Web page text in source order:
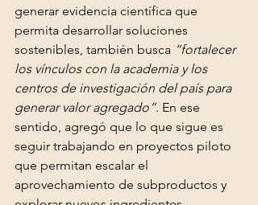
generar evidencia científica que
permita desarrollar soluciones
sostenibles, también busca “fortalecer
los vínculos con la academia y los
centros de investigación del país para
generar valor agregado”. En ese
sentido, agregó que lo que sigue es
seguir trabajando en proyectos piloto
que permitan escalar el
aprovechamiento de subproductos y